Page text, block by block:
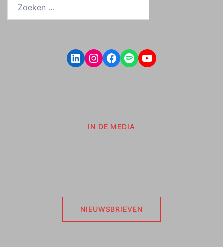
naar:
LinkedIn
Instagram
Facebook
SpotifyYouTube
IN DE MEDIA
NIEUWSBRIEVEN